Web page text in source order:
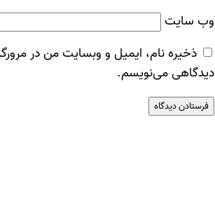
وب‌ سایت
ذخیره نام، ایمیل و وبسایت من در
دیدگاهی می‌نویسم.